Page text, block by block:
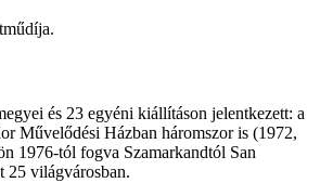
és 23 egyéni kiállításon jelentkezett: a
Művelődési Házban háromszor is (1972,
1976-tól fogva Szamarkandtól San
25 világvárosban.